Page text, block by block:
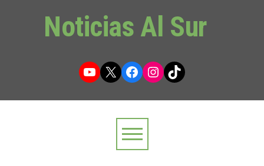
Noticias Al Sur
YouTube
X Facebook
Instagram
TikTok